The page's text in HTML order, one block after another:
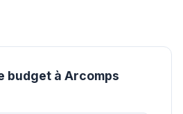
budget à Arcomps